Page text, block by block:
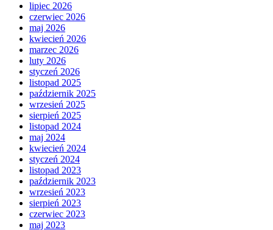
lipiec 2026
czerwiec 2026
maj 2026
kwiecień 2026
marzec 2026
luty 2026
styczeń 2026
listopad 2025
październik 2025
wrzesień 2025
sierpień 2025
listopad 2024
maj 2024
kwiecień 2024
styczeń 2024
listopad 2023
październik 2023
wrzesień 2023
sierpień 2023
czerwiec 2023
maj 2023